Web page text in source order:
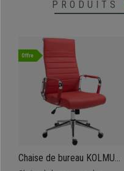
PRODUITS
Offre
Chaise de bureau KOLMU